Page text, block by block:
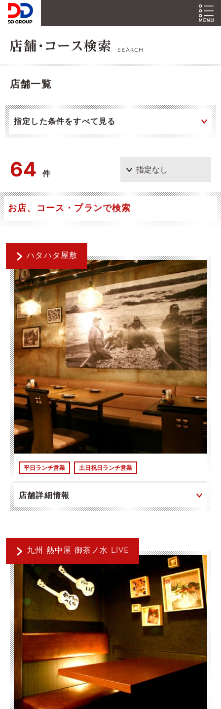
SEARCH
店舗一覧
指定した条件をすべて見る
64 件
お店、コース・プランで検索
ハタハタ屋敷
平日ランチ営業 土日祝日ランチ営業
店舗詳細情報
九州 熱中屋 御茶ノ水 LIVE